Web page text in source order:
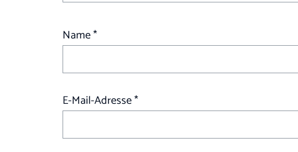
Name*
E-Mail-Adresse*